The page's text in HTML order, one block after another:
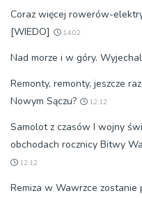
Coraz więcej rowerów-
[WIEDO]
14:02
Nad morze i w góry.
Remonty, remonty, jeszcze
Nowym Sączu?
12:12
Samolot z czasów I wojny
obchodach rocznicy Bitwy
12:12
Remiza w Wawrzce zostanie